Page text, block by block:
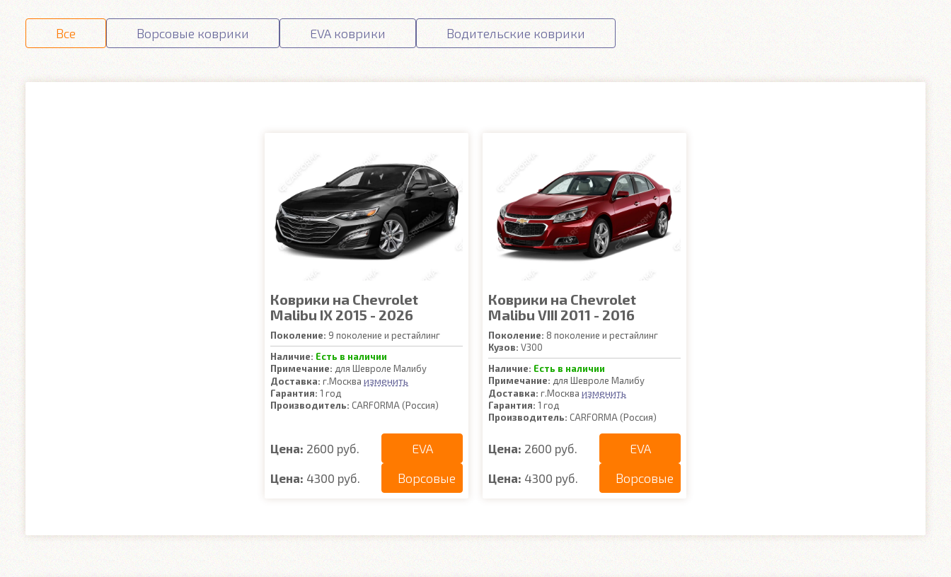
Все Ворсовые коврики EVA коврики Водительские коврики
Коврики на Chevrolet
Malibu IX 2015 - 2026
Поколение: 9 поколение и рестайлинг
Наличие: Есть в наличии
Примечание: для Шевроле Малибу
Доставка: г.Москва изменить
Гарантия: 1 год
Производитель: CARFORMA (Россия)
Цена: 2600 руб. EVA
Цена: 4300 руб. Ворсовые
Коврики на Chevrolet
Malibu VIII 2011 - 2016
Поколение: 8 поколение и рестайлинг
Кузов: V300
Наличие: Есть в наличии
Примечание: для Шевроле Малибу
Доставка: г.Москва изменить
Гарантия: 1 год
Производитель: CARFORMA (Россия)
Цена: 2600 руб. EVA
Цена: 4300 руб. Ворсовые